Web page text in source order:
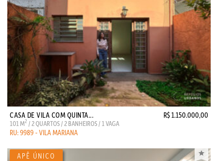
CASA DE VILA COM QUINTA... R$ 1.150.000,00
101 M2 / 2 QUARTOS / 2 BANHEIROS / 1 VAGA
RU: 9989 - VILA MARIANA